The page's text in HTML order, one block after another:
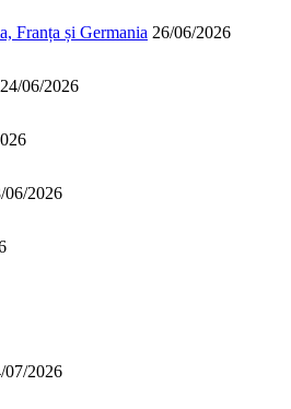
Franța și Germania 26/06/2026
24/06/2026
06/2026
07/2026